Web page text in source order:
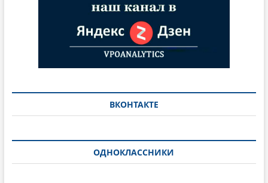
ВКОНТАКТЕ
ОДНОКЛАССНИКИ